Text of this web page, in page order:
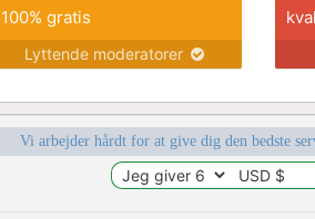
100% gratis
Lyttende moderatorer
Vi arbejder hårdt for at give dig den bedste